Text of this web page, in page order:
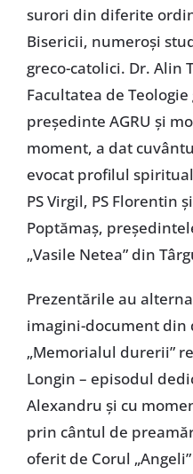
surori din diferite
Bisericii, numeroşi
greco-catolici. Dr. Alin
Facultatea de
preşedinte AGRU şi
moment, a dat
evocat profilul
PS Virgil, PS Florentin
Poptămaş,
„Vasile Netea” din
Prezentările au
imagini-document din
„Memorialul durerii”
Longin – episodul
Alexandru şi cu
prin cântul de
oferit de Corul